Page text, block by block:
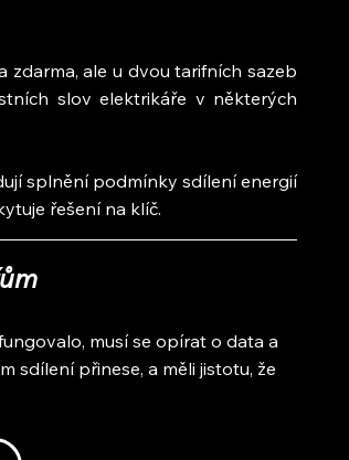
ale u dvou tarifních sazeb
slov elektrikáře v některých
splnění podmínky sdílení energií
řešení na klíč.
musí se opírat o data a
sdílení přinese, a měli jistotu, že